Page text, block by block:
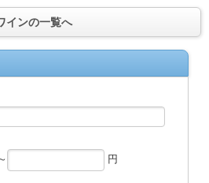
インの一覧へ
円